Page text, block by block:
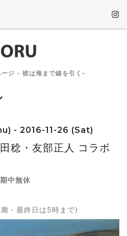
ージ - 彼は海まで線を引く-
- 2016-11-26 (Sat)
稔・友部正人 コラボ
中無休
・最終日は5時まで)